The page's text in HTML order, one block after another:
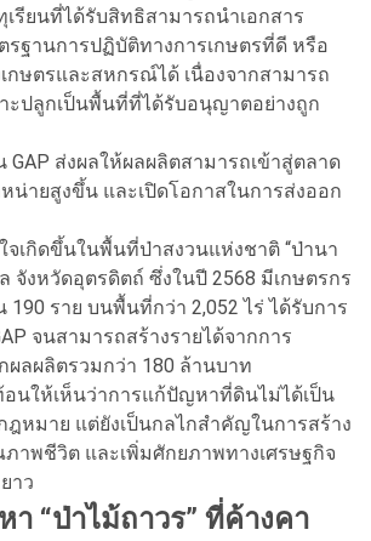
รียนที่ได้รับสิทธิสามารถนำเอกสาร
รฐานการปฏิบัติทางการเกษตรที่ดี หรือ
กษตรและสหกรณ์ได้ เนื่องจากสามารถ
ะปลูกเป็นพื้นที่ที่ได้รับอนุญาตอย่างถูก
GAP ส่งผลให้ผลผลิตสามารถเข้าสู่ตลาด
ายสูงขึ้น และเปิดโอกาสในการส่งออก
เกิดขึ้นในพื้นที่ป่าสงวนแห่งชาติ “ป่านา
จังหวัดอุตรดิตถ์ ซึ่งในปี 2568 มีเกษตรกร
190 ราย บนพื้นที่กว่า 2,052 ไร่ ได้รับการ
จนสามารถสร้างรายได้จากการ
ผลผลิตรวมกว่า 180 ล้านบาท
อนให้เห็นว่าการแก้ปัญหาที่ดินไม่ได้เป็น
ฎหมาย แต่ยังเป็นกลไกสำคัญในการสร้าง
าพชีวิต และเพิ่มศักยภาพทางเศรษฐกิจ
าว
“ป่าไม้ถาวร” ที่ค้างคา